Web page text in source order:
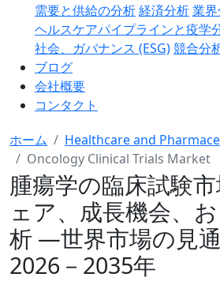
需要と供給の分析経済分析業
ヘルスケアパイプラインと疫学
社会、ガバナンス (ESG)競合分
ブログ
会社概要
コンタクト
ホーム
Healthcare and
Oncology Clinical Trials Market
腫瘍学の臨床試験
ェア、成長機会、
析 ―世界市場の見
2026－2035年